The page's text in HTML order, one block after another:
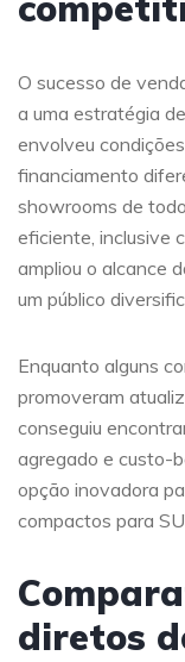
O sucesso de
a uma estratégia
envolveu
financiamento
showrooms de
eficiente, inclusive
ampliou o alcance
um público
Enquanto alguns
promoveram
conseguiu
agregado e custo-
opção inovadora
compactos para
diretos